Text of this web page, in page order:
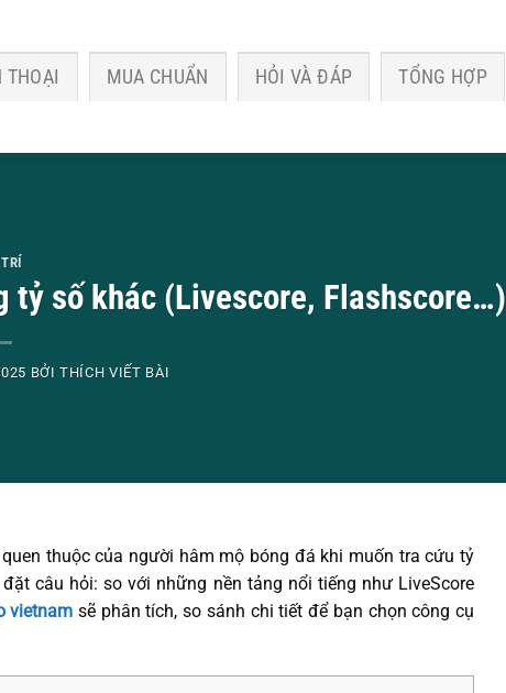
MUA CHUẨN HỎI VÀ ĐÁP TỔNG HỢP
tỷ số khác (Livescore, Flashscore…)
BỞITHÍCH VIẾT BÀI
thuộc của người hâm mộ bóng đá khi muốn tra cứu tỷ
câu hỏi: so với những nền tảng nổi tiếng như LiveScore
vietnam sẽ phân tích, so sánh chi tiết để bạn chọn công cụ